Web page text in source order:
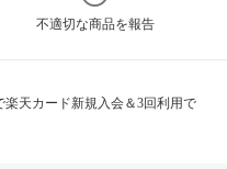
不適切な商品を報告
楽天カード新規入会＆3回利用で